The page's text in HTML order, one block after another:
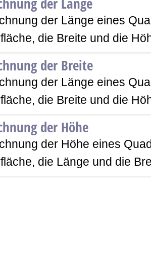
der Länge eines
die Breite und die
der Breite
der Länge eines
die Breite und die
der Höhe
der Höhe eines
die Länge und die